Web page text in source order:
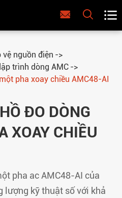
  
nguồn điện
trình dòng AMC
pha xoay chiều AMC48-AI
ĐO DÒNG
XOAY CHIỀU
pha ac AMC48-AI của
lượng kỹ thuật số với khả